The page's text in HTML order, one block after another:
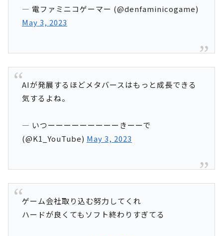
— 電ファミニコゲーマー (@denfaminicogame)
May 3, 2023
AIが発展するほどメタバースはもっと成長できる
気するよね。
— いつーーーーーーーーーきーーで
(@K1_YouTube) May 3, 2023
ゲーム会社取り込む努力してくれ
ハードが良くてもソフト終わりすぎてる